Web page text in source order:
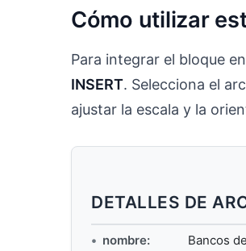
Cómo utilizar
Para integrar el bloque
INSERT. Selecciona el
ajustar la escala y la
DETALLES DE
nombre:
Bancos